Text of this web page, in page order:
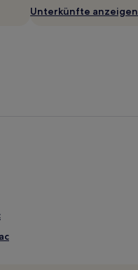
Unterkünfte anzeigen